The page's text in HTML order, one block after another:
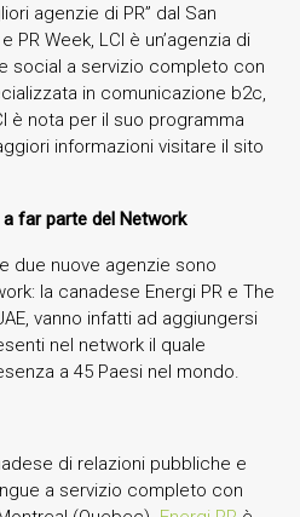
agenzie di PR” dal San
PR Week, LCI è un’agenzia di
social a servizio completo con
in comunicazione b2c,
è nota per il suo programma
informazioni visitare il sito
far parte del Network
due nuove agenzie sono
la canadese Energi PR e The
vanno infatti ad aggiungersi
nel network il quale
a 45 Paesi nel mondo.
di relazioni pubbliche e
a servizio completo con